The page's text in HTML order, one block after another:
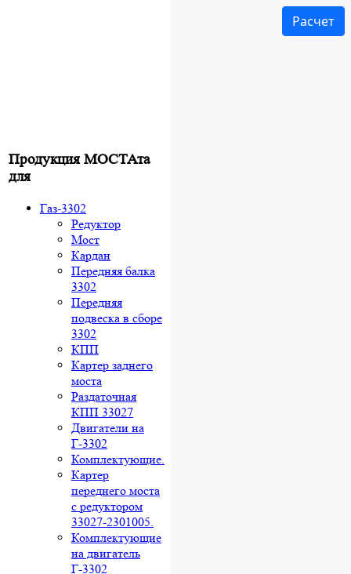
Продукция МОСТАта
для
Газ-3302
Редуктор
Мост
Кардан
Передняя балка
3302
Передняя
подвеска в сборе
3302
КПП
Картер заднего
моста
Раздаточная
КПП 33027
Двигатели на
Г-3302
Комплектующие.
Картер
переднего моста
с редуктором
33027-2301005.
Комплектующие
на двигатель
Г-3302